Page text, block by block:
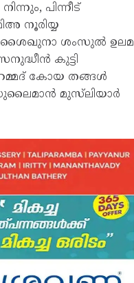
പിന്നീട്
നൂരിയ്യ
ശൈഖുനാ ശംസുൽ ഉലമ
കുട്ടി
കോയ തങ്ങൾ
മുസ്‌ലിയാർ